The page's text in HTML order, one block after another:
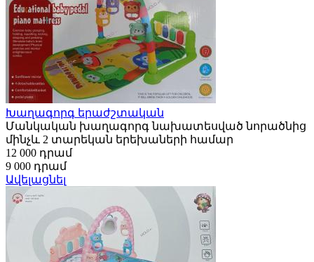
Խաղագորգ երաժշտական
Մանկական խաղագորգ նախատեսված նորածնից
մինչև 2 տարեկան երեխաների համար
12 000 դրամ
9 000 դրամ
Ավելացնել